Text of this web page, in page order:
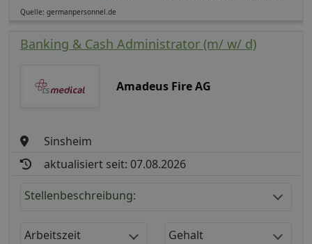
Quelle: germanpersonnel.de
Banking & Cash Administrator (m/ w/ d)
Amadeus Fire AG
Sinsheim
aktualisiert seit: 07.08.2026
Stellenbeschreibung:
Arbeitszeit Gehalt